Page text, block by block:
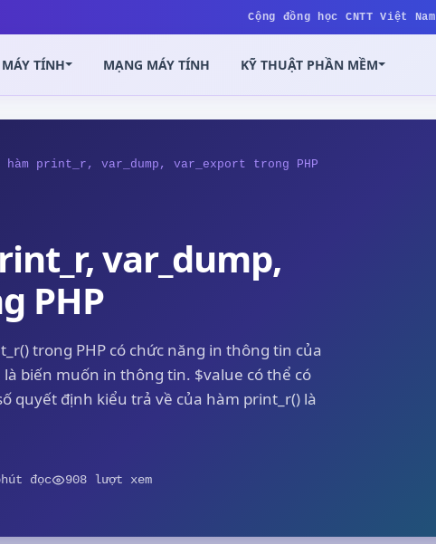
Cộng đồng học CNTT Việt Nam
TÍNH MẠNG MÁY TÍNH KỸ THUẬT PHẦN MỀM
hàm print_r, var_dump, var_export trong PHP
var_dump,
PHP
trong PHP có chức năng in thông tin của
biến muốn in thông tin. $value có thể có
quyết định kiểu trả về của hàm print_r() là
đọc 908 lượt xem